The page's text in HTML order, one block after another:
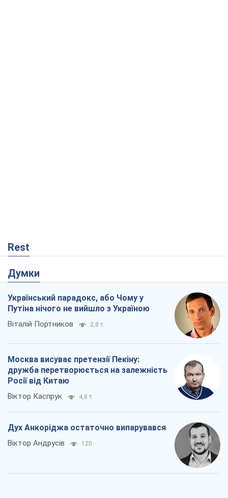
Rest
Думки
Український парадокс, або Чому у
Путіна нічого не вийшло з Україною
Віталій Портников 2,8 т.
Москва висуває претензії Пекіну:
дружба перетворюється на залежність
Росії від Китаю
Віктор Каспрук 4,8 т.
Дух Анкоріджа остаточно випарувався
Віктор Андрусів 120